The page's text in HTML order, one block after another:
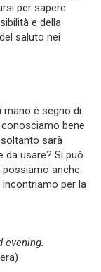
per sapere
e della
saluto nei
mano è segno di
bene
sarà
da usare? Si può
possiamo anche
per la
evening.